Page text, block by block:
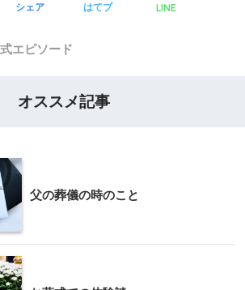
シェア はてブ LINE
エピソード
オススメ記事
父の葬儀の時のこと